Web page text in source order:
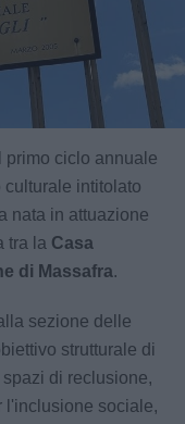
primo ciclo annuale
intitolato
nata in attuazione
tra la Casa
di Massafra.
sezione delle
strutturale di
di reclusione,
l'inclusione sociale,